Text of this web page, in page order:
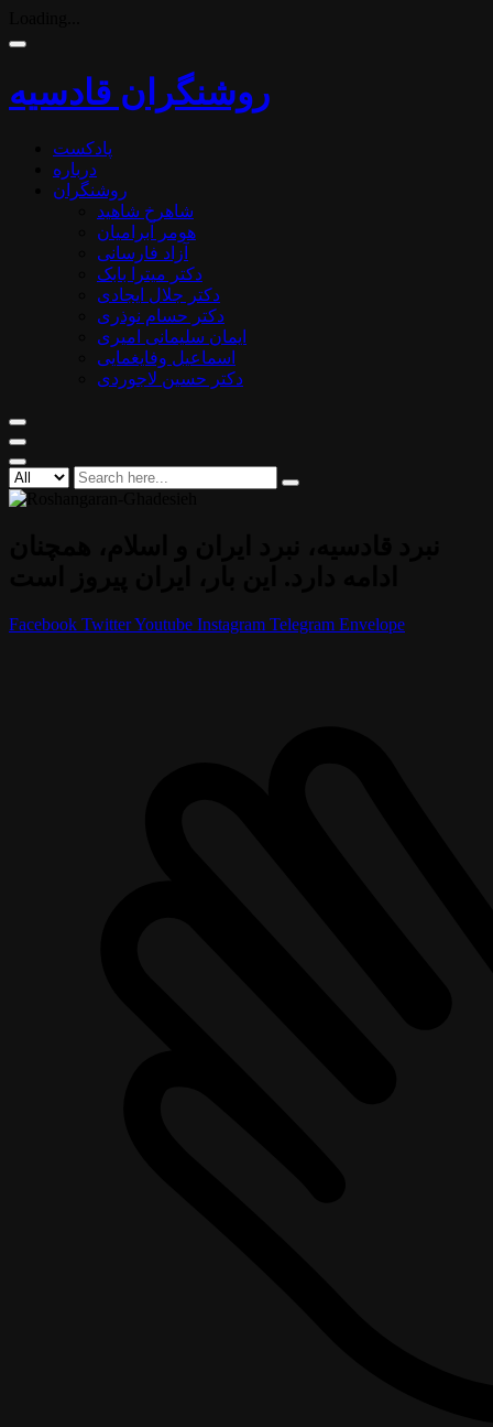
روشنگران قادسیه
پادکست
درباره
روشنگران
شاهرخ شاهید
هومر آبرامیان
آزاد فارسانی
دکتر میترا بابک
دکتر جلال ایجادی
دکتر حسام نوذری
ایمان سلیمانی امیری
اسماعیل وفایغمایی
دکتر حسین لاجوردی
Facebook TwitterYoutube Instagram Telegram Envelope